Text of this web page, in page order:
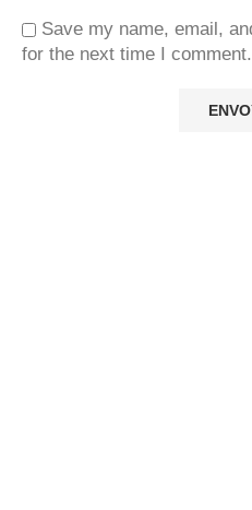
Save my name, email,
for the next time I comment.